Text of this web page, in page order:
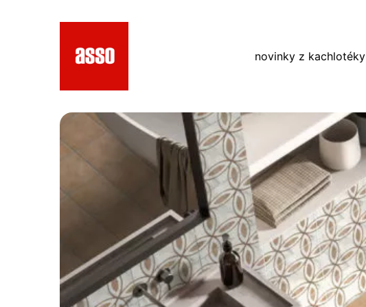
novinky z kachlotéky